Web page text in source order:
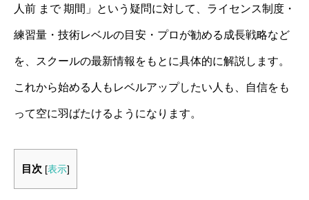
人前 まで 期間」という疑問に対して、ライセンス制度・
練習量・技術レベルの目安・プロが勧める成長戦略など
を、スクールの最新情報をもとに具体的に解説します。
これから始める人もレベルアップしたい人も、自信をも
って空に羽ばたけるようになります。
目次 [表示]